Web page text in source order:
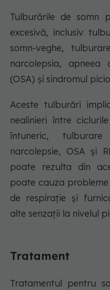
Tulburările de somn
excesivă, inclusiv
somn-veghe,
narcolepsia, apneea
(OSA) și sindromul
Aceste tulburări
nealinieri între
întuneric,
narcolepsie, OSA și
poate rezulta din
poate cauza
de respirație și
alte senzații la nivelul
Tratament
Tratamentul pentru